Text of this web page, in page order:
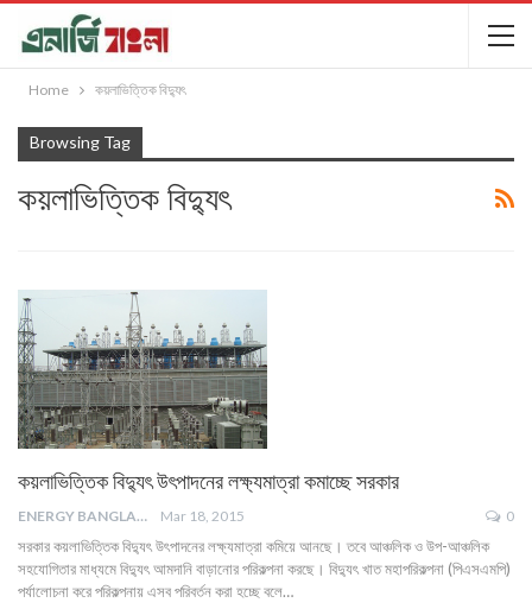
Home কয়লাভিত্তিক বিদ্যুৎ
Browsing Tag
কয়লাভিত্তিক বিদ্যুৎ
কয়লাভিত্তিক বিদ্যুৎ উৎপাদনের লক্ষ্যমাত্রা কমাচ্ছে সরকার
ENERGY BANGLA Mar 18, 2015 0
সরকার কয়লাভিত্তিক বিদ্যুৎ উৎপাদনের লক্ষ্যমাত্রা কমিয়ে আনছে। তবে আঞ্চলিক ও উপ-আঞ্চলিক
সহযোগিতার মাধ্যমে বিদ্যুৎ আমদানি বাড়ানোর পরিকল্পনা করছে। বিদ্যুৎ খাত মহাপরিকল্পনা (পিএসএমপি)
পর্যালোচনা করে পরিকল্পনায় এসব পরিবর্তন করা হচ্ছে বলে…